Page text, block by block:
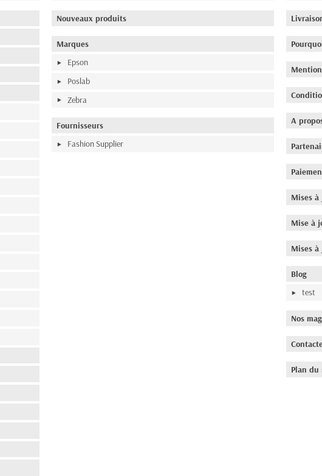
Nouveaux produits
Marques
Epson
Poslab
Zebra
Fournisseurs
Fashion Supplier
A
Mises
Mise à
Mises à
Blog
test
Nos
Plan du